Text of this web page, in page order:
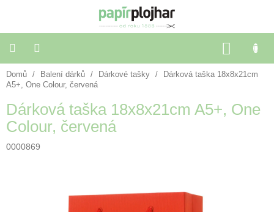
KOŠÍK
Balení
dárků
Dekorace
a
doplňky
Domů / Balení dárků / Dárkové tašky /
Dárková taška 18x8x21cm
A5+, One Colour, červená
Dárková taška 18x8x21cm A5+, One
Colour, červená
0000869